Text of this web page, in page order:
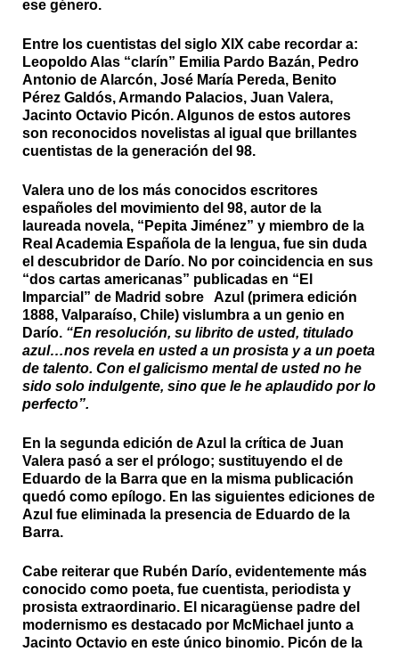
ese género.
Entre los cuentistas del siglo XIX cabe recordar a:
Leopoldo Alas “clarín” Emilia Pardo Bazán, Pedro
Antonio de Alarcón, José María Pereda, Benito
Pérez Galdós, Armando Palacios, Juan Valera,
Jacinto Octavio Picón. Algunos de estos autores
son reconocidos novelistas al igual que brillantes
cuentistas de la generación del 98.
Valera uno de los más conocidos escritores
españoles del movimiento del 98, autor de la
laureada novela, “Pepita Jiménez” y miembro de la
Real Academia Española de la lengua, fue sin duda
el descubridor de Darío. No por coincidencia en sus
“dos cartas americanas” publicadas en “El
Imparcial” de Madrid sobre Azul (primera edición
1888, Valparaíso, Chile) vislumbra a un genio en
Darío. “En resolución, su librito de usted, titulado
azul…nos revela en usted a un prosista y a un poeta
de talento. Con el galicismo mental de usted no he
sido solo indulgente, sino que le he aplaudido por lo
perfecto”.
En la segunda edición de Azul la crítica de Juan
Valera pasó a ser el prólogo; sustituyendo el de
Eduardo de la Barra que en la misma publicación
quedó como epílogo. En las siguientes ediciones de
Azul fue eliminada la presencia de Eduardo de la
Barra.
Cabe reiterar que Rubén Darío, evidentemente más
conocido como poeta, fue cuentista, periodista y
prosista extraordinario. El nicaragüense padre del
modernismo es destacado por McMichael junto a
Jacinto Octavio en este único binomio. Picón de la